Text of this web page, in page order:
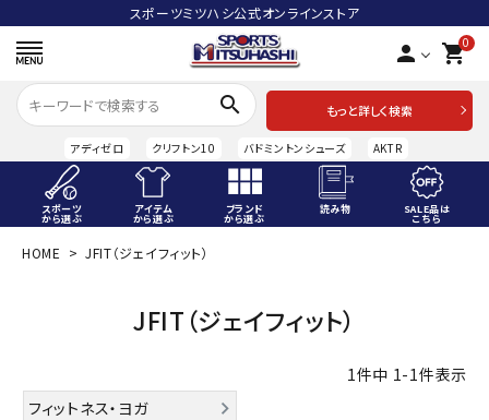
スポーツミツハシ公式オンラインストア
person 0
shopping_cart
search
もっと詳しく検索
アディゼロ クリフトン10 バドミントンシューズ AKTR
スポーツ
から選ぶ
アイテム
から選ぶ
ブランド
から選ぶ
読み物 SALE品は
こちら
ACCOUNT MENU
person
スポーツから選ぶ
HOME JFIT（ジェイフィット）
JFIT（ジェイフィット）
1件中 1-1件表示
フィットネス・ヨガ